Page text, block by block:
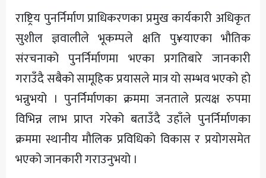
राष्ट्रिय पुनर्निर्माण प्राधिकरणका प्रमुख कार्यकारी अधिकृत
सुशील ज्ञवालीले भूकम्पले क्षति पु¥याएका भौतिक
संरचनाको पुनर्निर्माणमा भएका प्रगतिबारे जानकारी
गराउँदै सबैको सामूहिक प्रयासले मात्र यो सम्भव भएको हो
भन्नुभयो । पुनर्निर्माणका क्रममा जनताले प्रत्यक्ष रुपमा
विभिन्न लाभ प्राप्त गरेको बताउँदै उहाँले पुनर्निर्माणका
क्रममा स्थानीय मौलिक प्रविधिको विकास र प्रयोगसमेत
भएको जानकारी गराउनुभयो ।